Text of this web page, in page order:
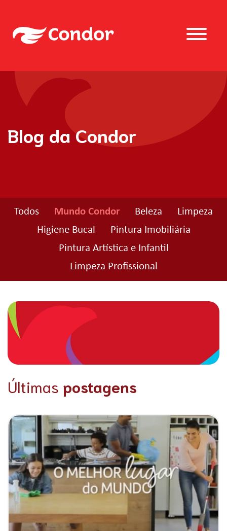
Blog da Condor
Todos Mundo Condor Beleza
Limpeza
Higiene Bucal
Pintura Imobiliária
Pintura Artística e Infantil
Limpeza Profissional
Últimas postagens